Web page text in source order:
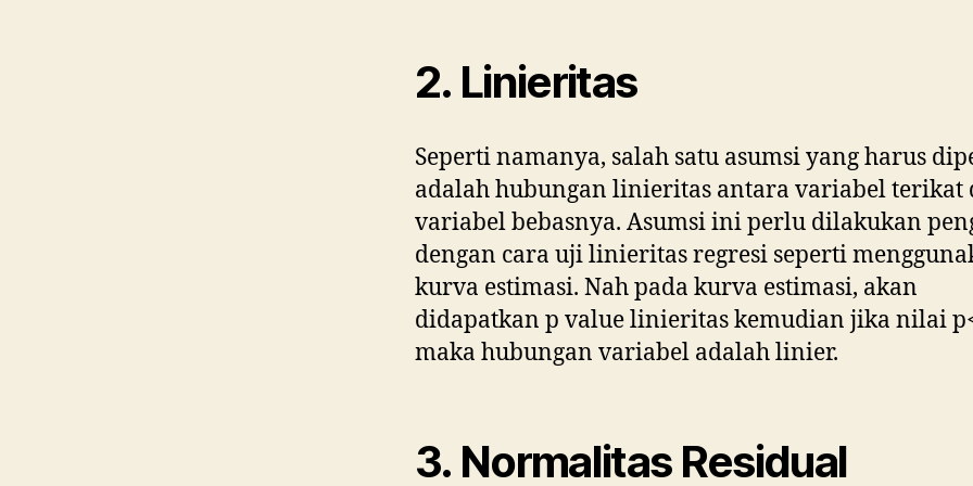
2. Linieritas
Seperti namanya, salah satu asumsi yang harus
adalah hubungan linieritas antara variabel terikat
variabel bebasnya. Asumsi ini perlu dilakukan
dengan cara uji linieritas regresi seperti
kurva estimasi. Nah pada kurva estimasi, akan
didapatkan p value linieritas kemudian jika nilai
maka hubungan variabel adalah linier.
3. Normalitas Residual